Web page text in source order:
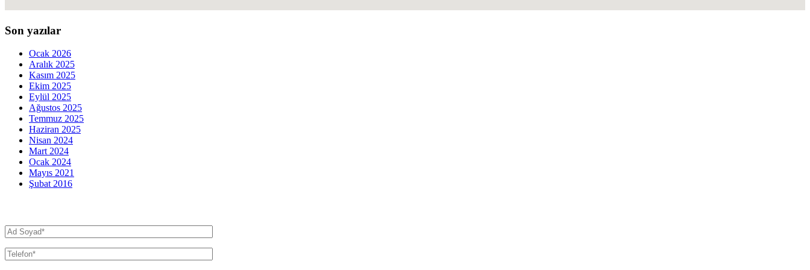
Son yazılar
Ocak 2026
Aralık 2025
Kasım 2025
Ekim 2025
Eylül 2025
Ağustos 2025
Temmuz 2025
Haziran 2025
Nisan 2024
Mart 2024
Ocak 2024
Mayıs 2021
Şubat 2016